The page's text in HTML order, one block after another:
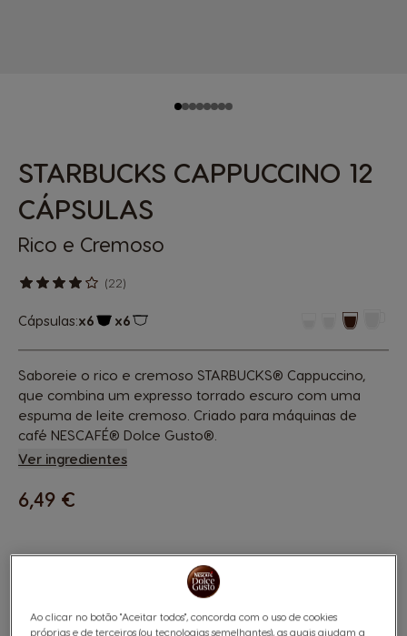
STARBUCKS CAPPUCCINO 12
CÁPSULAS
Rico e Cremoso
(22)
Cápsulas:x6 x6
Saboreie o rico e cremoso STARBUCKS® Cappuccino,
que combina um expresso torrado escuro com uma
espuma de leite cremoso. Criado para máquinas de
café NESCAFÉ® Dolce Gusto®.
Ver ingredientes
6,49 €
Ao clicar no botão "Aceitar todos", concorda com o uso de cookies
próprias e de terceiros (ou tecnologias semelhantes), as quais ajudam a